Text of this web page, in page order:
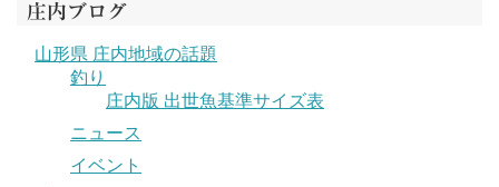
庄内ブログ
山形県 庄内地域の話題
釣り
庄内版 出世魚基準サイズ表
ニュース
イベント